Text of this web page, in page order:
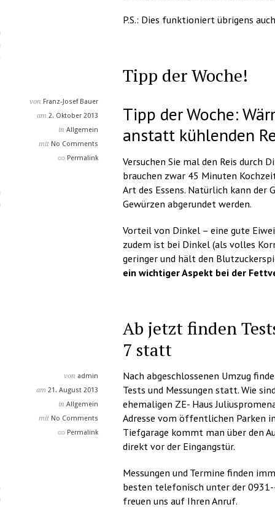
P.S.: Dies funktioniert übrigens
Tipp der Woche!
von Franz-Josef Bauer
am 2. Oktober 2013
in Allgemein
mit No Comments
Permalink
Tipp der Woche:
anstatt kühlenden
Versuchen Sie mal den Reis durch
brauchen zwar 45 Minuten
Art des Essens. Natürlich kann der
Gewürzen abgerundet werden.
Vorteil von Dinkel – eine gute
zudem ist bei Dinkel (als volles
geringer und hält den
ein wichtiger Aspekt bei der
Ab jetzt finden
7 statt
von admin
am 21. August 2013
in Allgemein
mit No Comments
Permalink
Nach abgeschlossenen Umzug
Tests und Messungen statt. Wie
ehemaligen ZE- Haus
Adresse vom öffentlichen Parken in
Tiefgarage kommt man über den
direkt vor der Eingangstür.
Messungen und Termine finden
besten telefonisch unter der
freuen uns auf Ihren Anruf.